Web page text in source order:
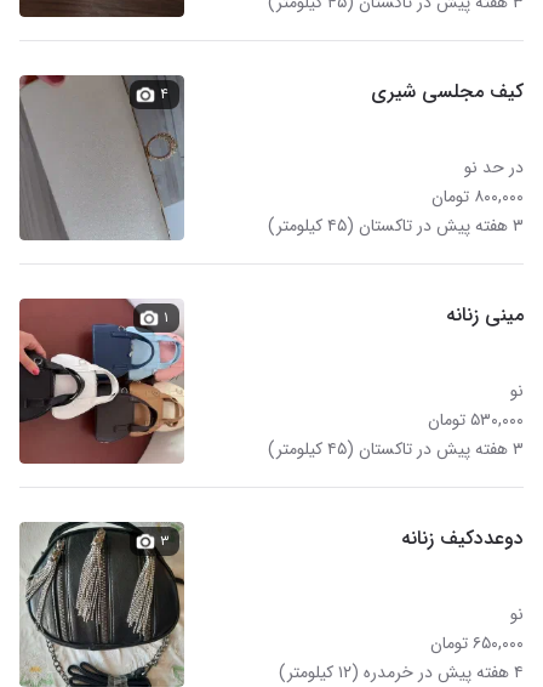
کیف مجلسی شیری
در حد نو
۸۰۰,۰۰۰ تومان
۳ هفته پیش در تاکستان (۴۵ کیلومتر)
۴
مینی زنانه
نو
۵۳۰,۰۰۰ تومان
۳ هفته پیش در تاکستان (۴۵ کیلومتر)
۱
دوعددکیف زنانه
نو
۶۵۰,۰۰۰ تومان
۴ هفته پیش در خرمدره (۱۲ کیلومتر)
۳